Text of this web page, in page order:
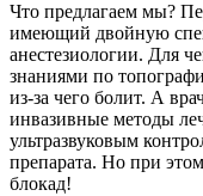
Что предлагаем мы?
имеющий двойную
анестезиологии. Для
знаниями по
из-за чего болит. А
инвазивные методы
ультразвуковым
препарата. Но при
блокад!